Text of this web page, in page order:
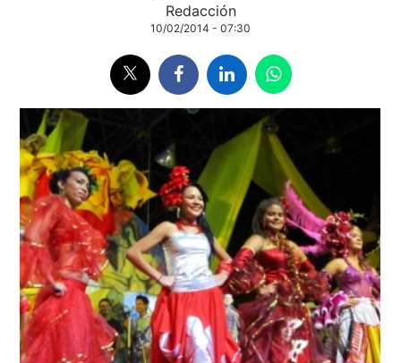
Redacción
10/02/2014 - 07:30